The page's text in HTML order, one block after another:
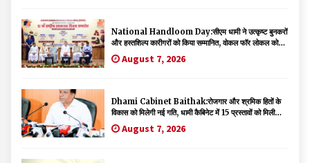
National Handloom Day:सीएम धामी ने उत्कृष्ट बुनकरों
और हस्तशिल्प कारीगरों को किया सम्मानित, वोकल फॉर लोकल को
दिया बढ़ावाAugust 7, 2026
Dhami Cabinet Baithak:रोजगार और श्रमिक हितों के
विकास को मिलेगी नई गति, धामी कैबिनेट में 15 प्रस्तावों को मिली
मंजूरीAugust 7, 2026